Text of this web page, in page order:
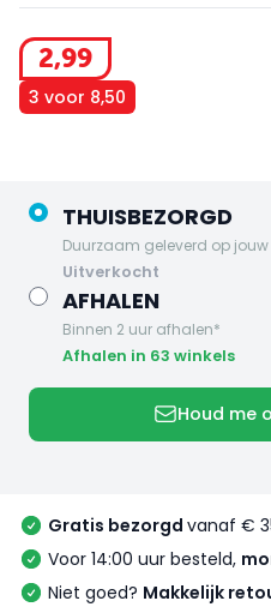
2,99
3 voor 8,50
THUISBEZORGD
Duurzaam geleverd op
uitverkocht
AFHALEN
Binnen 2 uur afhalen*
Afhalen in 63 winkels
Houd me
Gratis bezorgd vanaf €
Voor 14:00 uur besteld,
Niet goed? Makkelijk